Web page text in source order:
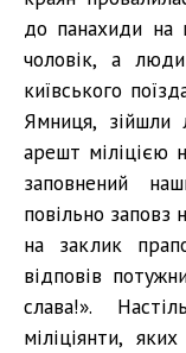
до панахиди на
чоловік, а
київського
Ямниця, зійшли
арешт міліцією
заповнений
повільно заповз
на заклик
відповів
слава!».
міліціянти,